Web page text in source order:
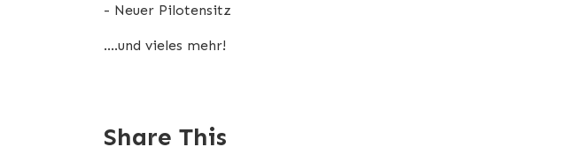
- Neuer Pilotensitz
....und vieles mehr!
Share This